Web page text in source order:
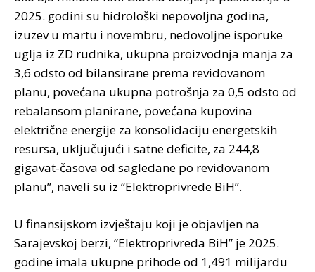
2025. godini su hidrološki nepovoljna godina,
izuzev u martu i novembru, nedovoljne isporuke
uglja iz ZD rudnika, ukupna proizvodnja manja za
3,6 odsto od bilansirane prema revidovanom
planu, povećana ukupna potrošnja za 0,5 odsto od
rebalansom planirane, povećana kupovina
električne energije za konsolidaciju energetskih
resursa, uključujući i satne deficite, za 244,8
gigavat-časova od sagledane po revidovanom
planu”, naveli su iz “Elektroprivrede BiH”.
U finansijskom izvještaju koji je objavljen na
Sarajevskoj berzi, “Elektroprivreda BiH” je 2025.
godine imala ukupne prihode od 1,491 milijardu